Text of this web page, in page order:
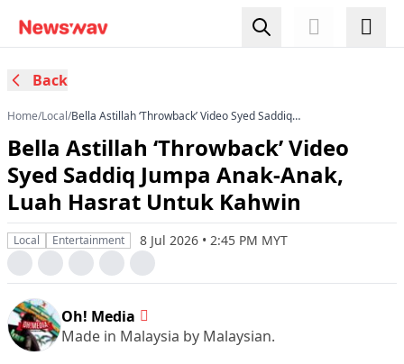
Back
Home/Local/Bella Astillah ‘Throwback’ Video Syed Saddiq
Bella Astillah ‘Throwback’ Video
Syed Saddiq Jumpa Anak-Anak,
Luah Hasrat Untuk Kahwin
Local Entertainment 8 Jul 2026 • 2:45 PM MYT
Oh! Media
Made in Malaysia by Malaysian.